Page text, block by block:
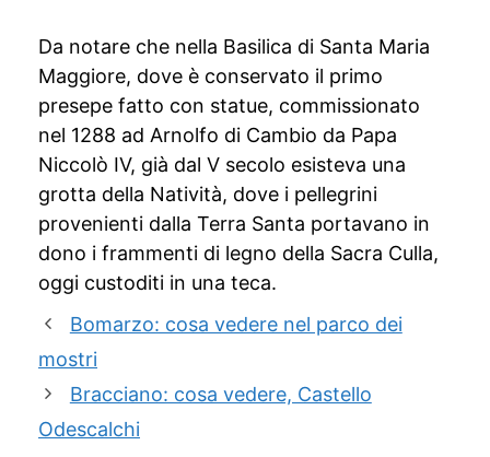
Da notare che nella Basilica di Santa Maria
Maggiore, dove è conservato il primo
presepe fatto con statue, commissionato
nel 1288 ad Arnolfo di Cambio da Papa
Niccolò IV, già dal V secolo esisteva una
grotta della Natività, dove i pellegrini
provenienti dalla Terra Santa portavano in
dono i frammenti di legno della Sacra Culla,
oggi custoditi in una teca.
Bomarzo: cosa vedere nel parco dei
mostri
Bracciano: cosa vedere, Castello
Odescalchi